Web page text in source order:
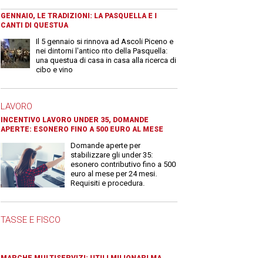
GENNAIO, LE TRADIZIONI: LA PASQUELLA E I
CANTI DI QUESTUA
Il 5 gennaio si rinnova ad Ascoli Piceno e
nei dintorni l'antico rito della Pasquella:
una questua di casa in casa alla ricerca di
cibo e vino
LAVORO
INCENTIVO LAVORO UNDER 35, DOMANDE
APERTE: ESONERO FINO A 500 EURO AL MESE
Domande aperte per
stabilizzare gli under 35:
esonero contributivo fino a 500
euro al mese per 24 mesi.
Requisiti e procedura.
TASSE E FISCO